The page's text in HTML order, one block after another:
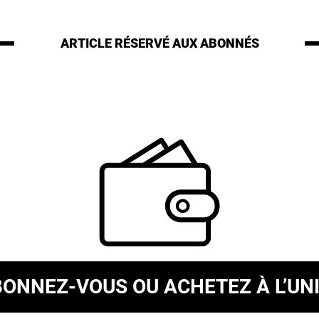
ARTICLE RÉSERVÉAUX ABONNÉS
VOUS OU ACHETEZ À